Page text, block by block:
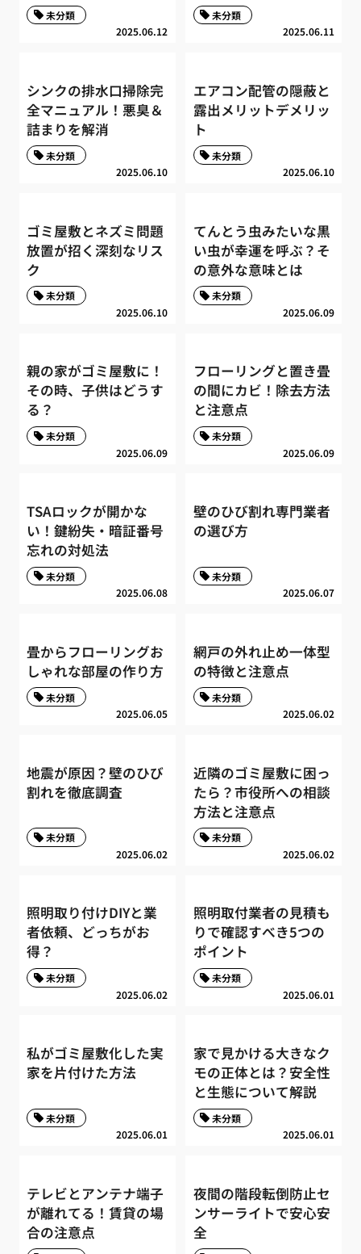
2025.06.12
未分類
2025.06.11
未分類
シンクの排水口掃除完
全マニュアル！悪臭＆
詰まりを解消
2025.06.10
未分類
エアコン配管の隠蔽と
露出メリットデメリッ
ト
2025.06.10
未分類
ゴミ屋敷とネズミ問題
放置が招く深刻なリス
ク
2025.06.10
未分類
てんとう虫みたいな黒
い虫が幸運を呼ぶ？そ
の意外な意味とは
2025.06.09
未分類
親の家がゴミ屋敷に！
その時、子供はどうす
る？
2025.06.09
未分類
フローリングと置き畳
の間にカビ！除去方法
と注意点
2025.06.09
未分類
TSAロックが開かな
い！鍵紛失・暗証番号
忘れの対処法
2025.06.08
未分類
壁のひび割れ専門業者
の選び方
2025.06.07
未分類
畳からフローリングお
しゃれな部屋の作り方
2025.06.05
未分類
網戸の外れ止め一体型
の特徴と注意点
2025.06.02
未分類
地震が原因？壁のひび
割れを徹底調査
2025.06.02
未分類
近隣のゴミ屋敷に困っ
たら？市役所への相談
方法と注意点
2025.06.02
未分類
照明取り付けDIYと業
者依頼、どっちがお
得？
2025.06.02
未分類
照明取付業者の見積も
りで確認すべき5つの
ポイント
2025.06.01
未分類
私がゴミ屋敷化した実
家を片付けた方法
2025.06.01
未分類
家で見かける大きなク
モの正体とは？安全性
と生態について解説
2025.06.01
未分類
テレビとアンテナ端子
が離れてる！賃貸の場
合の注意点
夜間の階段転倒防止セ
ンサーライトで安心安
全